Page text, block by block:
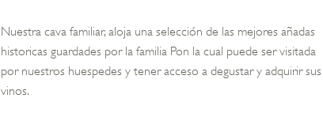
Nuestra cava familiar, aloja una selección de las mejores añadas
historicas guardades por la familia Pon la cual puede ser visitada
por nuestros huespedes y tener acceso a degustar y adquirir sus
vinos.